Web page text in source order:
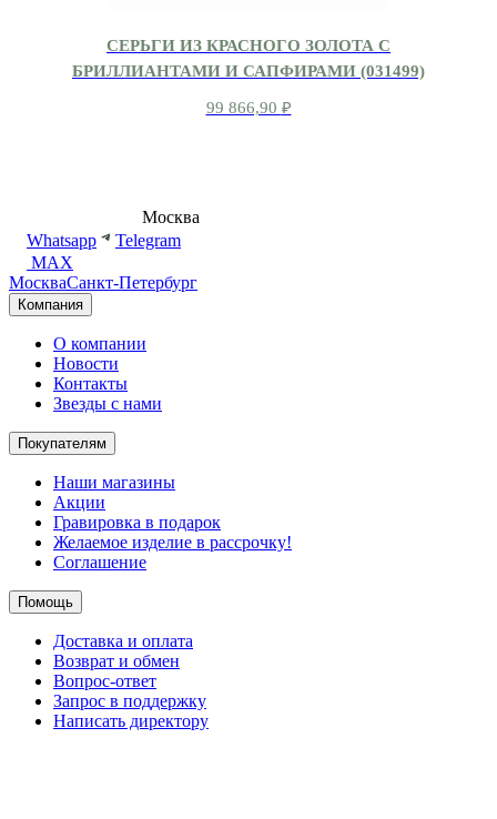
СЕРЬГИ ИЗ КРАСНОГО ЗОЛОТА С
БРИЛЛИАНТАМИ И САПФИРАМИ (031499)
99 866,90 ₽
Москва
Whatsapp
Telegram
MAX
МоскваСанкт-Петербург
Компания
О компании
Новости
Контакты
Звезды с нами
Покупателям
Наши магазины
Акции
Гравировка в подарок
Желаемое изделие в рассрочку!
Соглашение
Помощь
Доставка и оплата
Возврат и обмен
Вопрос-ответ
Запрос в поддержку
Написать директору